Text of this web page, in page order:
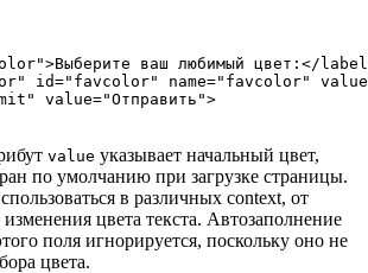
ваш любимый цвет:</
id="favcolor" name="favcolor"
value="Отправить">
value указывает начальный цвет,
по умолчанию при загрузке страницы.
в различных context, от
цвета текста. Автозаполнение
поля игнорируется, поскольку оно не
цвета.